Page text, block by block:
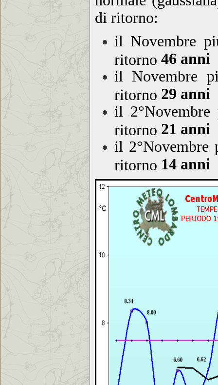
di ritorno:
il Novembre
ritorno 46 anni
il Novembre
ritorno 29 anni
il
ritorno 21 anni
il 2°Novembre
ritorno 14 anni